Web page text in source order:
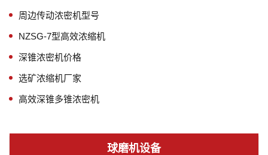
周边传动浓密机型号
NZSG-7型高效浓缩机
深锥浓密机价格
选矿浓缩机厂家
高效深锥多锥浓密机
球磨机设备